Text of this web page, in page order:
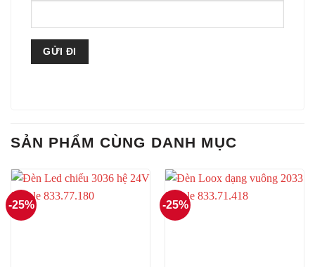
SẢN PHẨM CÙNG DANH MỤC
-25% -25%